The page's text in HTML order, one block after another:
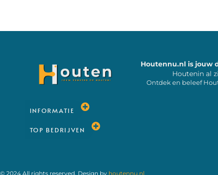
Houtennu.nl is jouw
Houtenin al
Ontdek en beleef
INFORMATIE
TOP BEDRIJVEN
© 2024 All rights reserved. Design by houtennu.nl